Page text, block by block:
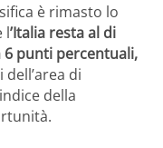
è rimasto lo
l’Italia resta al di
punti percentuali,
di
della